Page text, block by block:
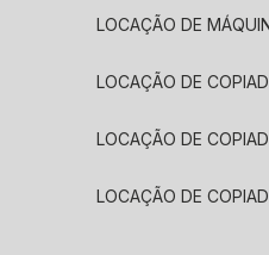
LOCAÇÃO DE
LOCAÇÃO DE
LOCAÇÃO DE
LOCAÇÃO DE